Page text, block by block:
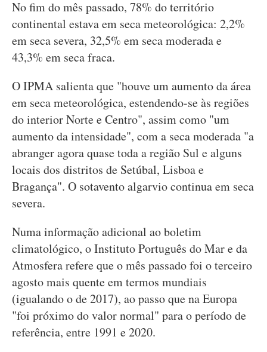
No fim do mês passado, 78% do território
continental estava em seca meteorológica: 2,2%
em seca severa, 32,5% em seca moderada e
43,3% em seca fraca.
O IPMA salienta que "houve um aumento da área
em seca meteorológica, estendendo-se às regiões
do interior Norte e Centro", assim como "um
aumento da intensidade", com a seca moderada "a
abranger agora quase toda a região Sul e alguns
locais dos distritos de Setúbal, Lisboa e
Bragança". O sotavento algarvio continua em seca
severa.
Numa informação adicional ao boletim
climatológico, o Instituto Português do Mar e da
Atmosfera refere que o mês passado foi o terceiro
agosto mais quente em termos mundiais
(igualando o de 2017), ao passo que na Europa
"foi próximo do valor normal" para o período de
referência, entre 1991 e 2020.